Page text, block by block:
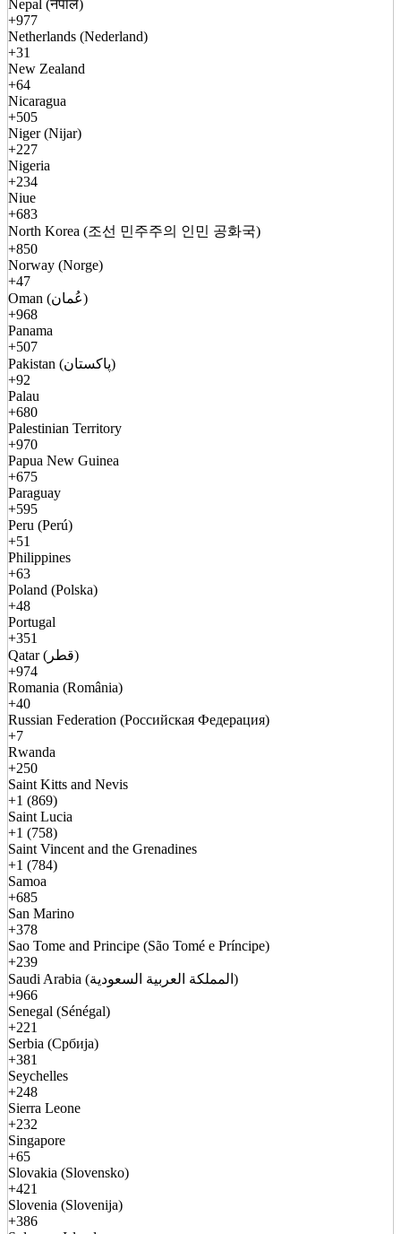
Nepal (नेपाल)
+977
Netherlands (Nederland)
+31
New Zealand
+64
Nicaragua
+505
Niger (Nijar)
+227
Nigeria
+234
Niue
+683
North Korea (조선 민주주의 인민 공화국)
+850
Norway (Norge)
+47
Oman (عُمان)
+968
Panama
+507
Pakistan (پاکستان)
+92
Palau
+680
Palestinian Territory
+970
Papua New Guinea
+675
Paraguay
+595
Peru (Perú)
+51
Philippines
+63
Poland (Polska)
+48
Portugal
+351
Qatar (قطر)
+974
Romania (România)
+40
Russian Federation (Российская Федерация)
+7
Rwanda
+250
Saint Kitts and Nevis
+1 (869)
Saint Lucia
+1 (758)
Saint Vincent and the Grenadines
+1 (784)
Samoa
+685
San Marino
+378
Sao Tome and Principe (São Tomé e Príncipe)
+239
Saudi Arabia (المملكة العربية السعودية)
+966
Senegal (Sénégal)
+221
Serbia (Србија)
+381
Seychelles
+248
Sierra Leone
+232
Singapore
+65
Slovakia (Slovensko)
+421
Slovenia (Slovenija)
+386